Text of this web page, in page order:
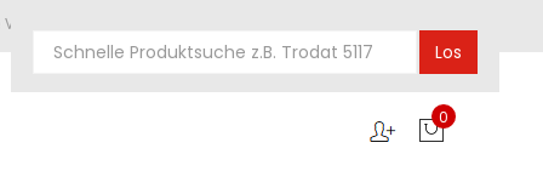
und Vereine
Los
0